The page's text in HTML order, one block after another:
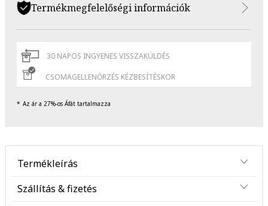
Termékmegfelelőségi információk
30 NAPOS INGYENES VISSZAKÜLDÉS
CSOMAGELLENŐRZÉS KÉZBESÍTÉSKOR
Az ár a 27%-os Áfát tartalmazza
Termékleírás
Szállítás & fizetés